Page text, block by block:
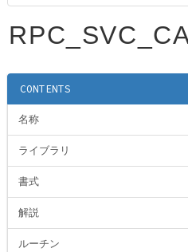
CONTENTS
名称
ライブラリ
書式
解説
ルーチン